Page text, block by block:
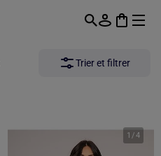
Trier et filtrer
1 /4